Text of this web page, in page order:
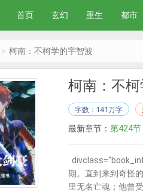
首页 玄幻 重生 都市
柯南：不柯学的宇智波
柯南：不
字数：141万字
最新章节： 第424节
期。直到来到奇怪
里无名亡魂；他曾